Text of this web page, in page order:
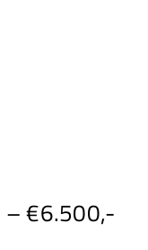
– €6.500,-